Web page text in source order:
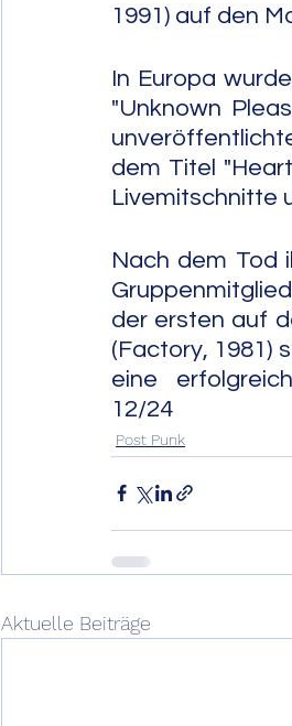
1991) auf den
In Europa
"Unknown
dem Titel
Livemitschnitte
Nach dem Tod
der ersten auf
(Factory, 1981)
eine
12/24
Post Punk
Aktuelle Beiträge